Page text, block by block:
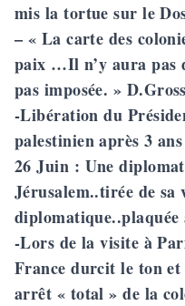
mis la tortue sur le
– « La carte des
paix …Il n’y aura pas
pas imposée. »
-Libération du
palestinien après 3
26 Juin : Une
Jérusalem..tirée de sa
diplomatique..plaquée
-Lors de la visite à
France durcit le ton
arrêt « total » de la